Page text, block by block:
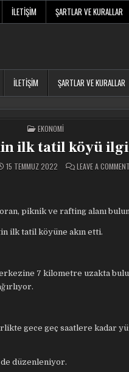
İLETIŞIM ŞARTLAR VE KURALLAR
İLETIŞIM ŞARTLAR VE KURALLAR
POSTED
IN
EKONOMI
ilk tatil köyü
15 TEMMUZ 2022 LEAVE A COMMENT
piknik ve rafting alanı
ilk tatil köyüne akın etti.
7 kilometre uzakta
gece geç saatlere kadar
de düzenleniyor.